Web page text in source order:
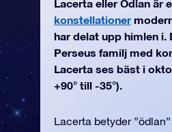
Lacerta eller Ödlan är
konstellationer
har delat upp himlen i.
Perseus familj med
Lacerta ses bäst i
+90° till -35°).
Lacerta betyder